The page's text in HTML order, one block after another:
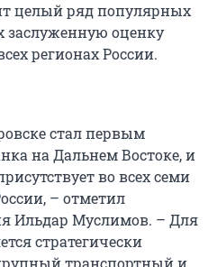
целый ряд популярных
оценку
регионах России.
стал первым
на Дальнем Востоке, и
во всех семи
– отметил
Ильдар Муслимов. – Для
стратегически
транспортный и